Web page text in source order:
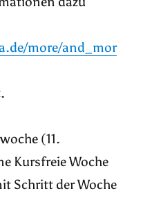
more/and_mor
(11.
Kursfreie Woche
Schritt der Woche